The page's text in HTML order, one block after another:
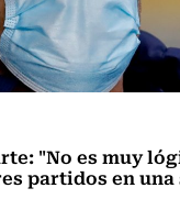
"No es muy
partidos en una